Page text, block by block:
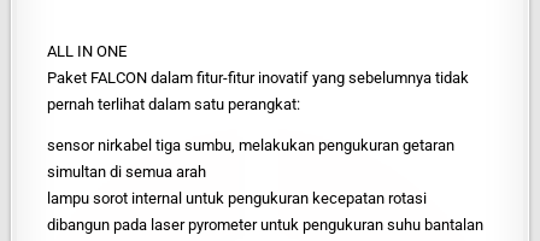
ALL IN ONE
Paket FALCON dalam fitur-fitur inovatif yang sebelumnya tidak
pernah terlihat dalam satu perangkat:
sensor nirkabel tiga sumbu, melakukan pengukuran getaran
simultan di semua arah
lampu sorot internal untuk pengukuran kecepatan rotasi
dibangun pada laser pyrometer untuk pengukuran suhu bantalan